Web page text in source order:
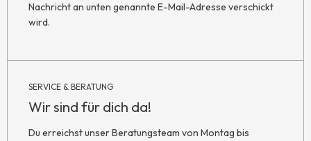
Nachricht an unten genannte E-Mail-Adresse verschickt
wird.
SERVICE & BERATUNG
Wir sind für dich da!
Du erreichst unser Beratungsteam von Montag bis